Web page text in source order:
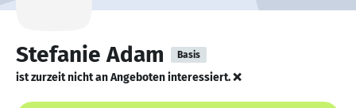
Stefanie Adam Basis
ist zurzeit nicht an Angeboten interessiert. ❌